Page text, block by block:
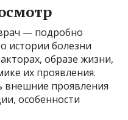
— подробно
истории болезни
образе жизни,
их проявления.
внешние проявления
особенности